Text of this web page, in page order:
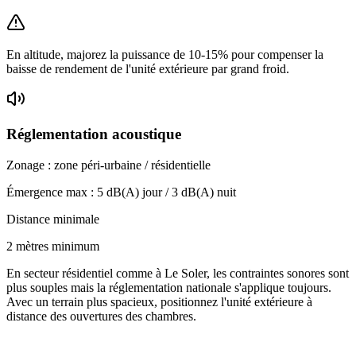
En altitude, majorez la puissance de 10-15% pour compenser la
baisse de rendement de l'unité extérieure par grand froid.
Réglementation acoustique
Zonage : zone péri-urbaine / résidentielle
Émergence max : 5 dB(A) jour /3 dB(A) nuit
Distance minimale
2 mètres minimum
En secteur résidentiel comme à Le Soler, les contraintes sonores sont
plus souples mais la réglementation nationale s'applique toujours.
Avec un terrain plus spacieux, positionnez l'unité extérieure à
distance des ouvertures des chambres.